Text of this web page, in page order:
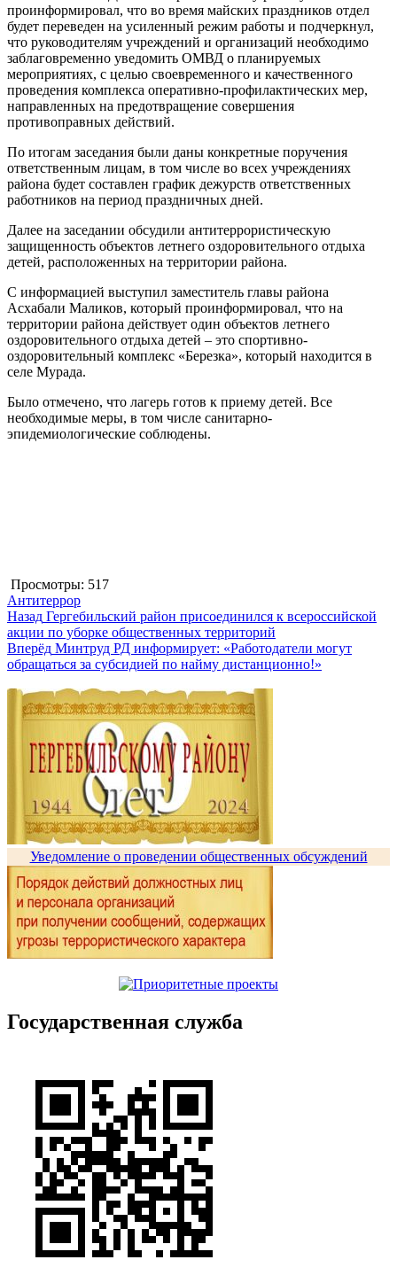
проинформировал, что во время майских праздников отдел
будет переведен на усиленный режим работы и подчеркнул,
что руководителям учреждений и организаций необходимо
заблаговременно уведомить ОМВД о планируемых
мероприятиях, с целью своевременного и качественного
проведения комплекса оперативно-профилактических мер,
направленных на предотвращение совершения
противоправных действий.
По итогам заседания были даны конкретные поручения
ответственным лицам, в том числе во всех учреждениях
района будет составлен график дежурств ответственных
работников на период праздничных дней.
Далее на заседании обсудили антитеррористическую
защищенность объектов летнего оздоровительного отдыха
детей, расположенных на территории района.
С информацией выступил заместитель главы района
Асхабали Маликов, который проинформировал, что на
территории района действует один объектов летнего
оздоровительного отдыха детей – это спортивно-
оздоровительный комплекс «Березка», который находится в
селе Мурада.
Было отмечено, что лагерь готов к приему детей. Все
необходимые меры, в том числе санитарно-
эпидемиологические соблюдены.
Просмотры: 517
Антитеррор
Навигация
по
записям
Назад Предыдущая
запись:
Гергебильский район присоединился к всероссийской
акции по уборке общественных территорий
Вперёд Следующая
запись:
Минтруд РД информирует: «Работодатели могут
обращаться за субсидией по найму дистанционно!»
Уведомление о проведении общественных обсуждений
Государственная служба